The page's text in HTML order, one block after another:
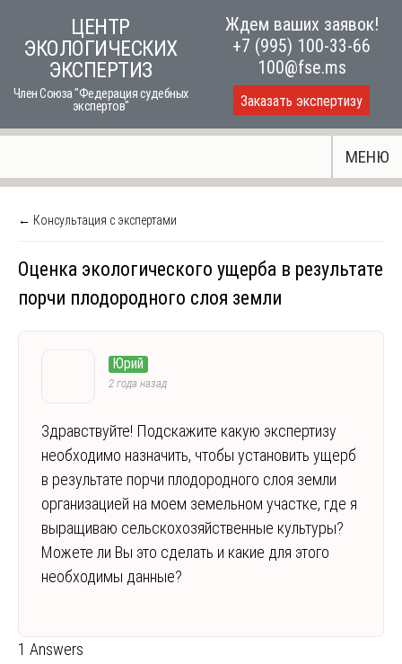
content
ЦЕНТР
ЭКОЛОГИЧЕСКИХ
ЭКСПЕРТИЗ
Член Союза "Федерация судебных
экспертов"
Ждем ваших заявок!
+7 (995) 100-33-66
100@fse.ms
Заказать экспертизу
МЕНЮ
← Консультация с экспертами
Оценка экологического ущерба в результате
порчи плодородного слоя земли
Юрий
2 года назад
Здравствуйте! Подскажите какую экспертизу
необходимо назначить, чтобы установить ущерб
в результате порчи плодородного слоя земли
организацией на моем земельном участке, где я
выращиваю сельскохозяйственные культуры?
Можете ли Вы это сделать и какие для этого
необходимы данные?
1 Answers